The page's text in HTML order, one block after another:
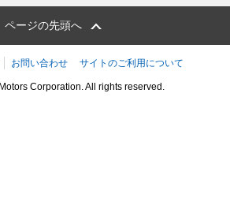
ページの先頭へ
お問い合わせ サイトのご利用について
Corporation. All rights reserved.